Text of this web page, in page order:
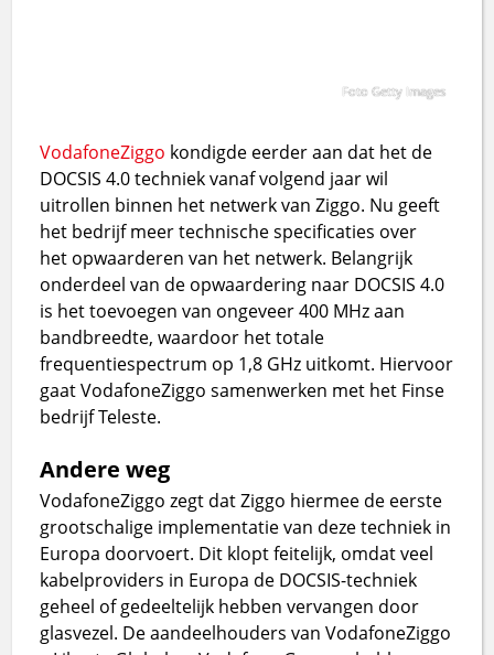
Foto Getty Images
VodafoneZiggo kondigde eerder aan dat het de
DOCSIS 4.0 techniek vanaf volgend jaar wil
uitrollen binnen het netwerk van Ziggo. Nu geeft
het bedrijf meer technische specificaties over
het opwaarderen van het netwerk. Belangrijk
onderdeel van de opwaardering naar DOCSIS 4.0
is het toevoegen van ongeveer 400 MHz aan
bandbreedte, waardoor het totale
frequentiespectrum op 1,8 GHz uitkomt. Hiervoor
gaat VodafoneZiggo samenwerken met het Finse
bedrijf Teleste.
Andere weg
VodafoneZiggo zegt dat Ziggo hiermee de eerste
grootschalige implementatie van deze techniek in
Europa doorvoert. Dit klopt feitelijk, omdat veel
kabelproviders in Europa de DOCSIS-techniek
geheel of gedeeltelijk hebben vervangen door
glasvezel. De aandeelhouders van VodafoneZiggo